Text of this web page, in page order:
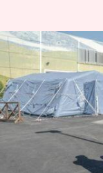
कोरोना
793 मौतें,
ज्यादा
लेखन प्रमोद कुमार Mar